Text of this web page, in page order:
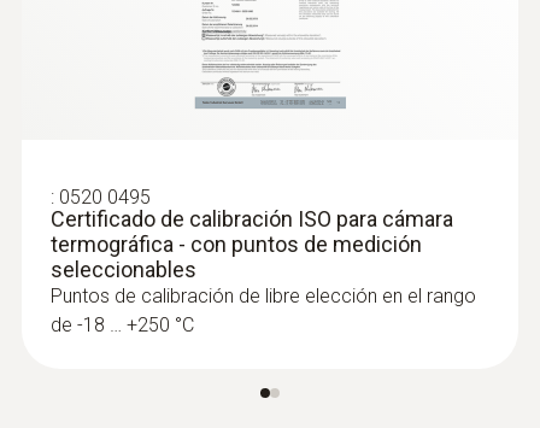
: 0520 0495
Certificado de calibración ISO para cámara
termográfica - con puntos de medición
seleccionables
Puntos de calibración de libre elección en el rango
de -18 … +250 °C